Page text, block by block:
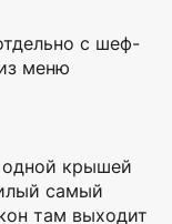
с шеф-
меню
крышей
самый
там выходит